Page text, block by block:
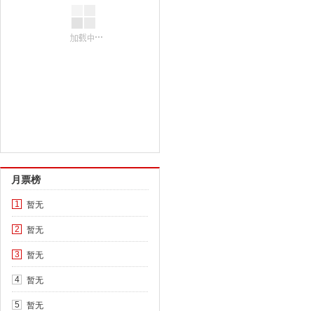
月票榜
1 暂无
2 暂无
3 暂无
4 暂无
5 暂无